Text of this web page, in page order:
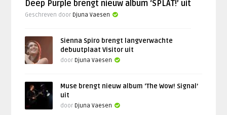
Deep Purple brengt nieuw album ‘SPLAT!’ uit
Geschreven door Djuna Vaesen
Sienna Spiro brengt langverwachte
debuutplaat Visitor uit
door Djuna Vaesen
Muse brengt nieuw album ‘The Wow! Signal’
uit
door Djuna Vaesen